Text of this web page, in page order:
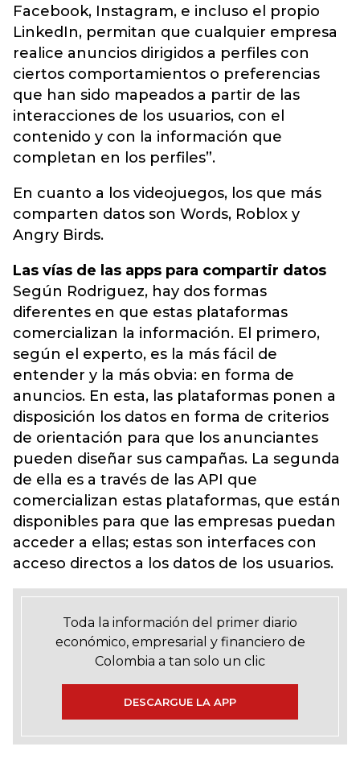
Facebook, Instagram, e incluso el propio
LinkedIn, permitan que cualquier empresa
realice anuncios dirigidos a perfiles con
ciertos comportamientos o preferencias
que han sido mapeados a partir de las
interacciones de los usuarios, con el
contenido y con la información que
completan en los perfiles”.
En cuanto a los videojuegos, los que más
comparten datos son Words, Roblox y
Angry Birds.
Las vías de las apps para compartir datos
Según Rodriguez, hay dos formas
diferentes en que estas plataformas
comercializan la información. El primero,
según el experto, es la más fácil de
entender y la más obvia: en forma de
anuncios. En esta, las plataformas ponen a
disposición los datos en forma de criterios
de orientación para que los anunciantes
pueden diseñar sus campañas. La segunda
de ella es a través de las API que
comercializan estas plataformas, que están
disponibles para que las empresas puedan
acceder a ellas; estas son interfaces con
acceso directos a los datos de los usuarios.
Toda la información del primer diario
económico, empresarial y financiero de
Colombia a tan solo un clic
DESCARGUE LA APP